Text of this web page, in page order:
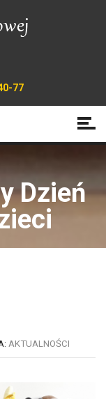
77
Dzień
AKTUALNOŚCI